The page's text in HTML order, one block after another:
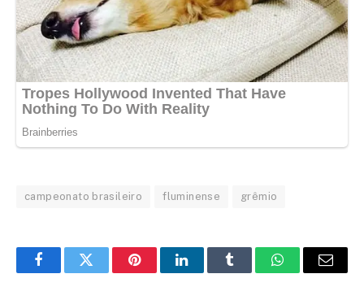
campeonato brasileiro fluminense grêmio
FacebookTwitter PinterestLinkedInTumblr WhatsAppEmail